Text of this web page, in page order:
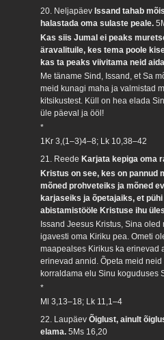
20. Neljapäev Issand tahab
halastada oma sulaste peale.
Kas siis Jumal ei peaks
äravalituile, kes tema poole
kas ta peaks viivitama neid
Me täname Sind, Issand, et Sa
meid kunagi maha ja valmistad
kitsikustest. Küll on hea elada
üle päeval ja ööl!
*
1Kr 3,(1–3)4–8; Lk 10,38–42
21. Reede Karjata kepiga oma
Kristus on see, kes on pannud
mõned prohveteiks ja mõned
karjaseiks ja õpetajaiks, et
abistamistööle Kristuse ihu
Issand Jeesus Kristus, Sina
igavesti oma Kiriku pea. Ometi
maapealses Kirikus ka erinevad
erinevad annid. Õpeta meid
korraldama elu Sinu koguduses
*
Ml 3,13–18; Lk 11,1–4
22. LaupäevÕiglust, ainult
elama.5Ms 16,20